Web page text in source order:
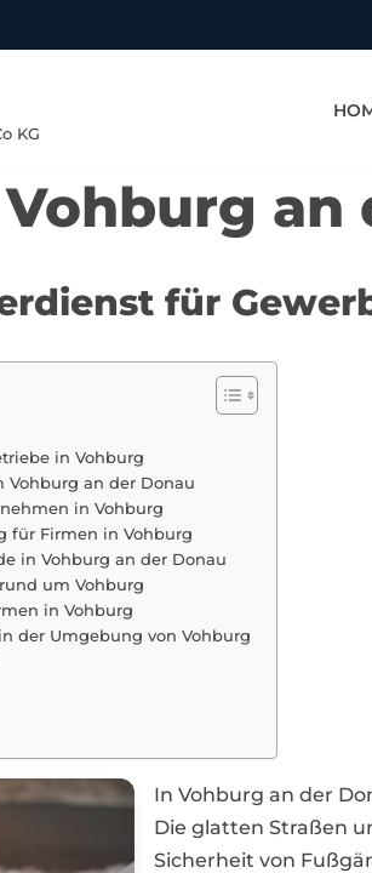
KG
an
für
in Vohburg
Vohburg an der Donau
in Vohburg
für Firmen in Vohburg
in Vohburg an der Donau
um Vohburg
in Vohburg
der Umgebung von Vohburg
In Vohburg an der
Die glatten Straßen
Sicherheit von